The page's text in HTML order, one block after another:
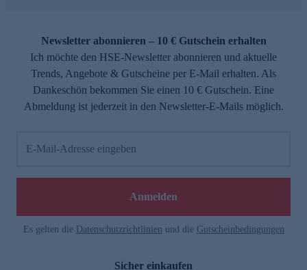
Newsletter abonnieren – 10 € Gutschein erhalten
Ich möchte den HSE-Newsletter abonnieren und aktuelle
Trends, Angebote & Gutscheine per E-Mail erhalten. Als
Dankeschön bekommen Sie einen 10 € Gutschein. Eine
Abmeldung ist jederzeit in den Newsletter-E-Mails möglich.
E-Mail-Adresse eingeben
Anmelden
Es gelten die Datenschutzrichtlinien und die Gutscheinbedingungen
Sicher einkaufen